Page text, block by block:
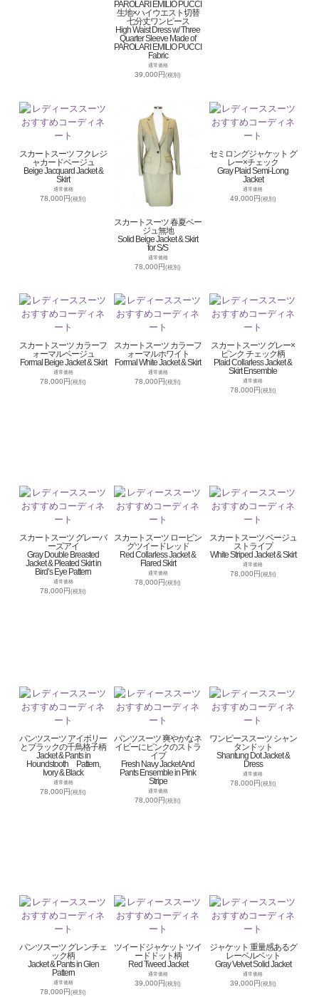
PAROLARI EMILIO PUCCI
生地×ハイウエスト切替
七分丈ワンピース
High Waist Dress w/ Three
Quarter Sleeve Made of
PAROLARI EMILIO PUCCI
Fabric
通常価格
39,000円(税別)
スカートスーツ フクレジ
ャカードベージュ
Beige Jacquard Jacket &
Skirt
通常価格
78,000円(税別)
スカートスーツ 春夏ベー
ジュ無地
Solid Beige Jacket & Skirt
for S/S
通常価格
78,000円(税別)
セミロングジャケット グ
レー×チェック
Gray Plaid Semi-Long
Jacket
通常価格
49,000円(税別)
スカートスーツ カラーフ
ォーマルベージュ
Formal Beige Jacket & Skirt
通常価格
78,000円(税別)
スカートスーツ カラーフ
ォーマルホワイト
Formal White Jacket & Skirt
通常価格
78,000円(税別)
スカートスーツ グレー×
ピンク チェック柄
Plaid Collarless Jacket &
Skirt Ensemble
通常価格
78,000円(税別)
スカートスーツ グレーバ
ーズアイ
Gray Double Breasted
Jacket & Pleated Skirt in
Bird’s Eye Pattern
通常価格
78,000円(税別)
スカートスーツ ロービン
グツイードレッド
Red Collarless Jacket &
Flared Skirt
通常価格
78,000円(税別)
スカートスーツ ベージュ
ストライプ
White Striped Jacket & Skirt
通常価格
78,000円(税別)
パンツスーツ アイボリー
とブラックの千鳥格子柄
Jacket & Pants in
Houndstooth Pattern,
Ivory & Black
通常価格
78,000円(税別)
パンツスーツ 爽やかなネ
イビーにピンクのストラ
イプ
Fresh Navy Jacket And
Pants Ensemble in Pink
Stripe
通常価格
78,000円(税別)
ワンピーススーツ シャン
タンドット
Shantung Dot Jacket &
Dress
通常価格
78,000円(税別)
パンツスーツ グレンチェ
ック柄
Jacket & Pants in Glen
Pattern
通常価格
78,000円(税別)
ツイードジャケット ツイ
ードドット柄
Red Tweed Jacket
通常価格
39,000円(税別)
ジャケット 重量感あるグ
レーベルベット
Gray Velvet Solid Jacket
通常価格
39,000円(税別)